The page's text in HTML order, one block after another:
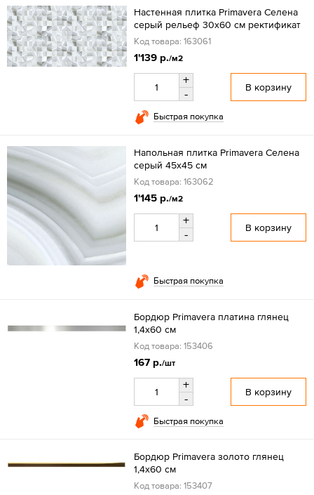
Настенная плитка Primavera Селена
серый рельеф 30x60 см ректификат
Код товара: 163061
1'139 р./м2
+
-
В корзину
Быстрая покупка
Напольная плитка Primavera Селена
серый 45x45 см
Код товара: 163062
1'145 р./м2
+
-
В корзину
Быстрая покупка
Бордюр Primavera платина глянец
1,4х60 см
Код товара: 153406
167 р./шт
+
-
В корзину
Быстрая покупка
Бордюр Primavera золото глянец
1,4х60 см
Код товара: 153407